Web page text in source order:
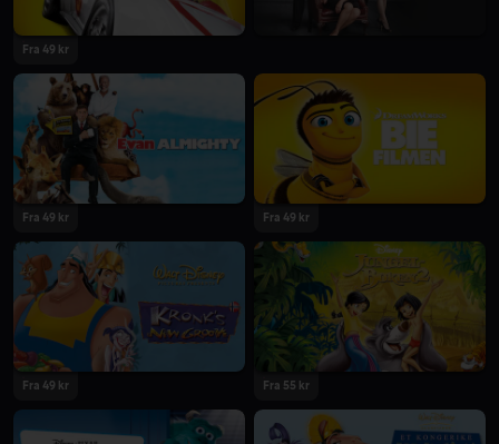
Fra 49 kr
Fra 49 kr Fra 49 kr
Fra 49 kr Fra 55 kr